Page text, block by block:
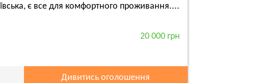
є все для комфортного проживання....
20 000 грн
Дивитись оголошення